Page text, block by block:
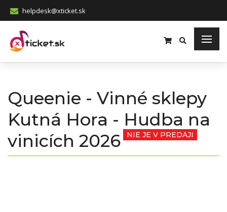
helpdesk@xticket.sk
Queenie - Vinné sklepy
Kutná Hora - Hudba na
vinicích 2026
NIE JE V PREDAJI